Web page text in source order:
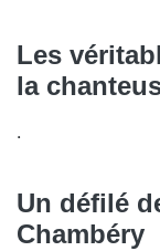
Les
la
.
Un défilé
Chambéry